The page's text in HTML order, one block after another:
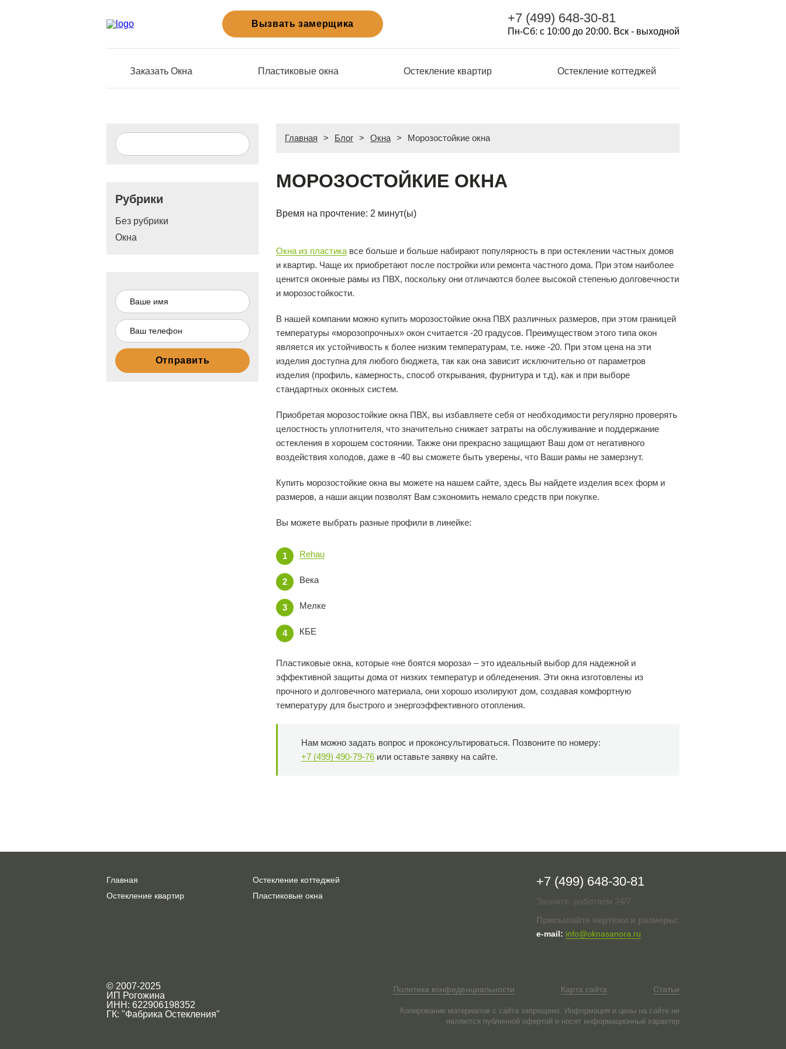
Вызвать замерщика +7 (499) 648-30-81
Пн-Сб: с 10:00 до 20:00. Вск - выходной
Заказать Окна Пластиковые окна Остекление квартир Остекление коттеджей
Рубрики
Без рубрики
Окна
Главная > Блог > Окна > Морозостойкие окна
МОРОЗОСТОЙКИЕ ОКНА
Время на прочтение: 2 минут(ы)
Окна из пластика все больше и больше набирают популярность в при остеклении частных домов
и квартир. Чаще их приобретают после постройки или ремонта частного дома. При этом наиболее
ценится оконные рамы из ПВХ, поскольку они отличаются более высокой степенью долговечности
и морозостойкости.
В нашей компании можно купить морозостойкие окна ПВХ различных размеров, при этом границей
температуры «морозопрочных» окон считается -20 градусов. Преимуществом этого типа окон
является их устойчивость к более низким температурам, т.е. ниже -20. При этом цена на эти
изделия доступна для любого бюджета, так как она зависит исключительно от параметров
изделия (профиль, камерность, способ открывания, фурнитура и т.д), как и при выборе
стандартных оконных систем.
Приобретая морозостойкие окна ПВХ, вы избавляете себя от необходимости регулярно проверять
целостность уплотнителя, что значительно снижает затраты на обслуживание и поддержание
остекления в хорошем состоянии. Также они прекрасно защищают Ваш дом от негативного
воздействия холодов, даже в -40 вы сможете быть уверены, что Ваши рамы не замерзнут.
Купить морозостойкие окна вы можете на нашем сайте, здесь Вы найдете изделия всех форм и
размеров, а наши акции позволят Вам сэкономить немало средств при покупке.
Вы можете выбрать разные профили в линейке:
Rehau
Века
Мелке
КБЕ
Пластиковые окна, которые «не боятся мороза» – это идеальный выбор для надежной и
эффективной защиты дома от низких температур и обледенения. Эти окна изготовлены из
прочного и долговечного материала, они хорошо изолируют дом, создавая комфортную
температуру для быстрого и энергоэффективного отопления.
Нам можно задать вопрос и проконсультироваться. Позвоните по номеру:
+7 (499) 490-79-76 или оставьте заявку на сайте.
Главная
Остекление квартир
Остекление коттеджей
Пластиковые окна
+7 (499) 648-30-81
Звоните, работаем 24/7
Присылайте чертежи и размеры:
e-mail: info@oknasanora.ru
© 2007-2025
ИП Рогожина
ИНН: 622906198352
ГК: "Фабрика Остекления"
Политика конфеденциальности Карта сайта Статьи
Копирование материалов с сайта запрещено. Информация и цены на сайте не
являются публичной офертой и носят информационный характер